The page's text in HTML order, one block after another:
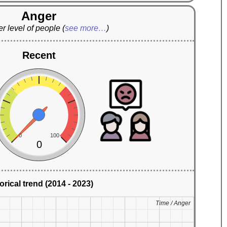
Anger
level of people(see more…)
Recent
0 100
0
trend (2014 - 2023)
Time / Anger
Time / Anger